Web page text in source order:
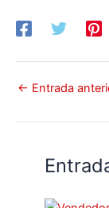
← Entrada